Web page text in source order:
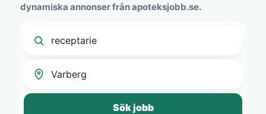
dynamiska annonser från apoteksjobb.se.
Sök jobb